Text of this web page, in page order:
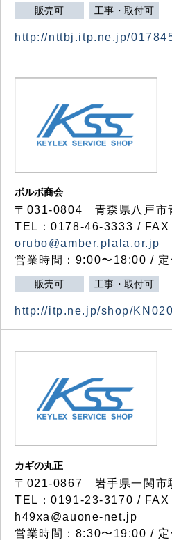
販売可 工事・取付可
http://nttbj.itp.ne.jp/
ボルボ商会
〒031-0804 青森県八戸市
TEL：0178-46-3333 /
orubo@amber.plala.or.jp
営業時間：9:00〜18:00 / 定
販売可 工事・取付可
http://itp.ne.jp/shop/
カギの丸正
〒021-0867 岩手県一関市
TEL：0191-23-3170 /
h49xa@auone-net.jp
営業時間：8:30〜19:00 / 定